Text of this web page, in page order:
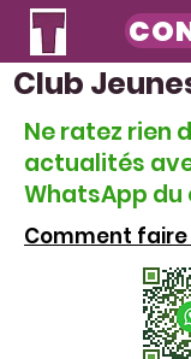
Club
Ne ratez rien
actualités
WhatsApp du
Comment